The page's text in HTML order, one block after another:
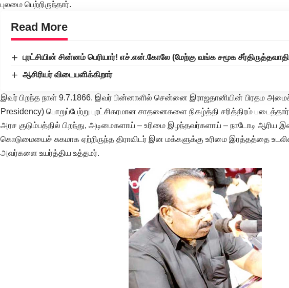
புலமை பெற்றிருந்தார்.
Read More
புரட்சியின் சின்னம் பெரியார்! எச்.என்.கோலே (மேற்கு வங்க சமூக
ஆசிரியர் விடையளிக்கிறார்
இவர் பிறந்த நாள் 9.7.1866. இவர் பின்னாளில் சென்னை இராஜதானியின் பிரதம
Presidency) பொறுப்பேற்று புரட்சிகரமான சாதனைகளை நிகழ்த்தி சரித்திரம்
அரச குடும்பத்தில் பிறந்து, அடிமைகளாய் – உரிமை இழந்தவர்களாய் – நாடோடி ஆரிய
கொடுமையைச் சுகமாக ஏற்றிருந்த திராவிடர் இன மக்களுக்கு உரிமை இரத்தத்தை
அவர்களை உயர்த்திய உத்தமர்.